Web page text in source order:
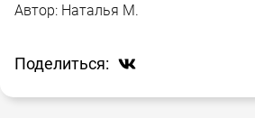
Автор: Наталья М.
Поделиться: